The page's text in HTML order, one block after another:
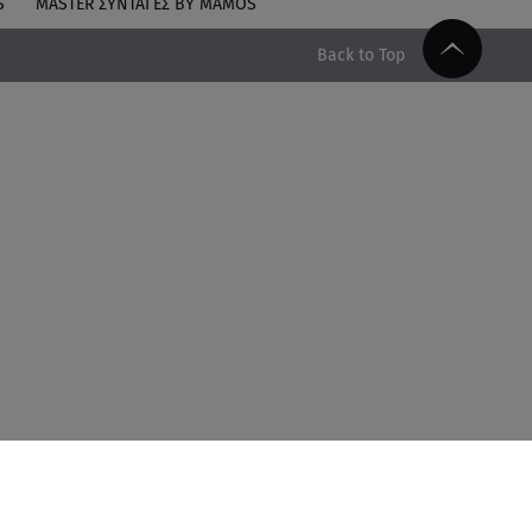
MASTER ΣΥΝΤΑΓΈΣ BY MAMOS
Back to Top